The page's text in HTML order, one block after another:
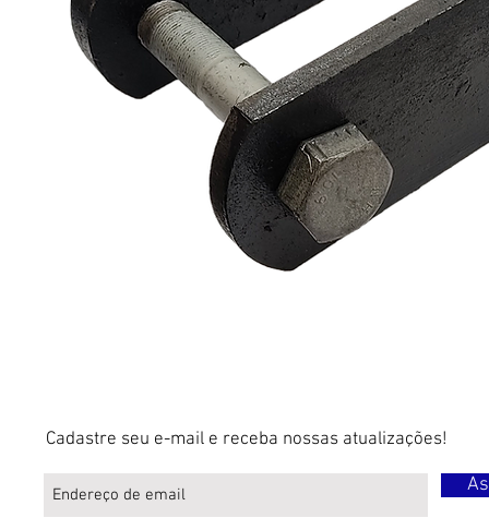
Cadastre seu e-mail e receba nossas atualizações!